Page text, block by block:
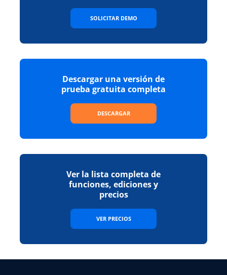
SOLICITAR DEMO
Descargar una versión de
prueba gratuita completa
DESCARGAR
Ver la lista completa de
funciones, ediciones y
precios
VER PRECIOS